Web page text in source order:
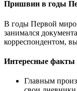
Пришвин в годы
В годы Первой
занимался
корреспондентом,
Интересные факты
Главным